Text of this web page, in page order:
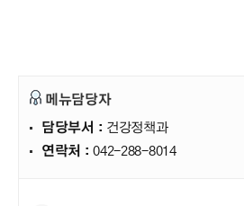
메뉴담당자
담당부서 : 건강정책과
연락처 :042-288-8014